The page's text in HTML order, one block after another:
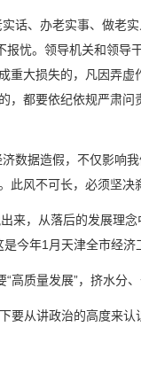
、办老实事、做老
忧。领导机关和领导
大损失的，凡因弄
都要依纪依规严肃问
据造假，不仅影响
此风不可长，必须坚决
来，从落后的发展理
今年1月天津全市经济
质量发展”，挤水分、
从讲政治的高度来认